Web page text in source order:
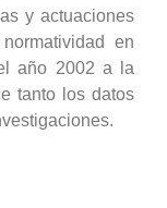
y actuaciones
en
año 2002 a la
tanto los datos